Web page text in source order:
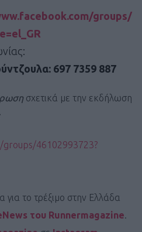
groups/
697 7359 887
σχετικά με την εκδήλωση
46102993723?
το τρέξιμο στην Ελλάδα
του Runnermagazine.